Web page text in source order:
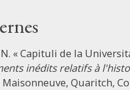
« Capituli de la
inédits relatifs à
Quaritch,